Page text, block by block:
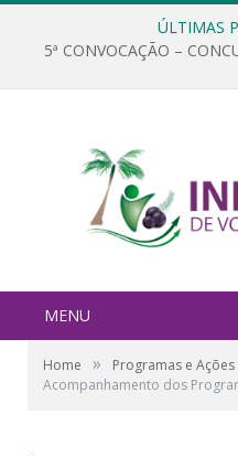
ÚLTIMAS
5ª CONVOCAÇÃO –
MENU
Home » Programas e Ações
Acompanhamento dos